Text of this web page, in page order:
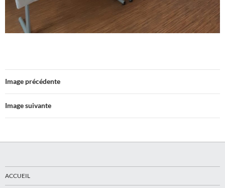
Image précédente
Image suivante
ACCUEIL